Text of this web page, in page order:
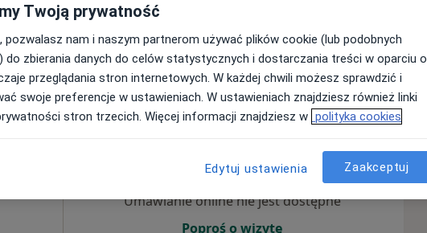
200 zł
Ndz, Pon, Wt,
Umawianie online nie jest dostępne
Poproś o wizytę
Twoją prywatność
pozwalasz nam i naszym partnerom używać plików cookie (lub podobnych
do zbierania danych do celów statystycznych i dostarczania treści w oparciu o
przeglądania stron internetowych. W każdej chwili możesz sprawdzić i
swoje preferencje w ustawieniach. W ustawieniach znajdziesz również linki
stron trzecich. Więcej informacji znajdziesz w polityka cookies
Edytuj ustawienia Zaakceptuj